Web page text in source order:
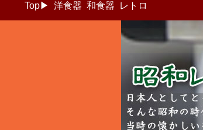
Top▶ 洋食器 和食器 レトロ